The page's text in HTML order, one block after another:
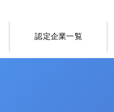
認定企業一覧